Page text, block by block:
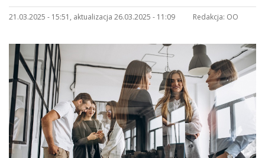
21.03.2025 - 15:51, aktualizacja 26.03.2025 - 11:09 Redakcja: OO